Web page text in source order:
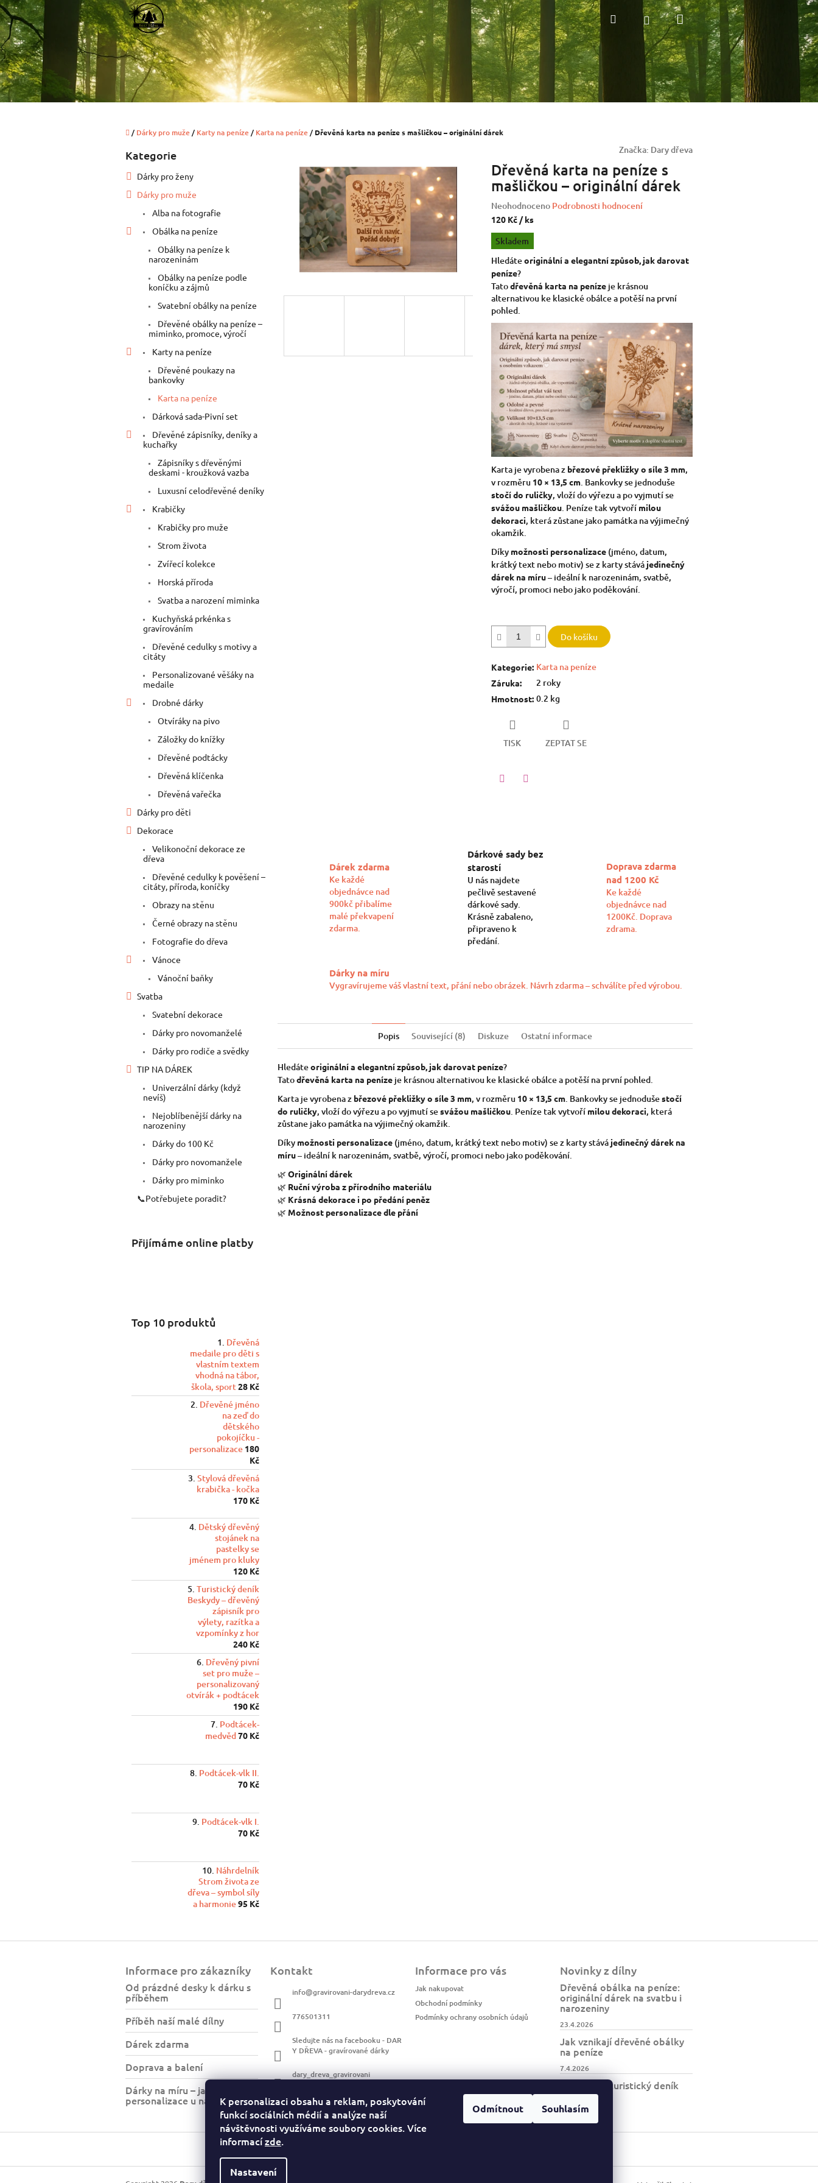
K personalizaci obsahu a reklam, poskytování
funkcí sociálních médií a analýze naší
návštěvnosti využíváme soubory cookies. Více
informacízde.
Nastavení
Odmítnout Souhlasím
Přejít
na
obsah
HledatPřihlášeníNákupní
košík
Domů
/ Dárky pro muže/ Karty na peníze/ Karta na peníze/ Dřevěná karta na peníze s mašličkou – originální dárek
Přeskočit
Kategorie
Dárky pro ženy
Dárky pro muže
Alba na fotografie
Obálka na peníze
Obálky na peníze k
narozeninám
Obálky na peníze podle
koníčku a zájmů
Svatební obálky na peníze
Dřevěné obálky na peníze –
miminko, promoce, výročí
Karty na peníze
Dřevěné poukazy na
bankovky
Karta na peníze
Dárková sada-Pivní set
Dřevěné zápisníky, deníky a
kuchařky
Zápisníky s dřevěnými
deskami - kroužková vazba
Luxusní celodřevěné deníky
Krabičky
Krabičky pro muže
Strom života
Zvířecí kolekce
Horská příroda
Svatba a narození miminka
Kuchyňská prkénka s
gravírováním
Dřevěné cedulky s motivy a
citáty
Personalizované věšáky na
medaile
Drobné dárky
Otvíráky na pivo
Záložky do knížky
Dřevěné podtácky
Dřevěná klíčenka
Dřevěná vařečka
Dárky pro děti
Dekorace
Velikonoční dekorace ze
dřeva
Dřevěné cedulky k pověšení –
citáty, příroda, koníčky
Obrazy na stěnu
Černé obrazy na stěnu
Fotografie do dřeva
Vánoce
Vánoční baňky
Svatba
Svatební dekorace
Dárky pro novomanželé
Dárky pro rodiče a svědky
TIP NA DÁREK
Univerzální dárky (když
nevíš)
Nejoblíbenější dárky na
narozeniny
Dárky do 100 Kč
Dárky pro novomanžele
Dárky pro miminko
📞Potřebujete poradit?
Přijímáme online platby
Top 10 produktů
Dřevěná
medaile pro děti s
vlastním textem
vhodná na tábor,
škola, sport28 Kč
Dřevěné jméno
na zeď do
dětského
pokojíčku -
personalizace 180
Kč
Stylová dřevěná
krabička - kočka
170 Kč
Dětský dřevěný
stojánek na
pastelky se
jménem pro kluky
120 Kč
Turistický deník
Beskydy – dřevěný
zápisník pro
výlety, razítka a
vzpomínky z hor
240 Kč
Dřevěný pivní
set pro muže –
personalizovaný
otvírák + podtácek
190 Kč
Podtácek-
medvěd70 Kč
Podtácek-vlk II.
70 Kč
Podtácek-vlk I.
70 Kč
Náhrdelník
Strom života ze
dřeva – symbol síly
a harmonie95 Kč
Značka: Dary dřeva
Dřevěná karta na peníze s
mašličkou – originální dárek
Průměrné
hodnocení
je
z
5
hvězdiček.
Neohodnoceno Podrobnosti hodnocení
120 Kč / ks
Měrná
cena:
Skladem
Hledáteoriginální a elegantní způsob, jak darovat
peníze?
Tatodřevěná karta na peníze je krásnou
alternativou ke klasické obálce a potěší na první
pohled.
Karta je vyrobena z březové překližky o síle 3 mm,
v rozměru 10 × 13,5 cm. Bankovky se jednoduše
stočí do ruličky, vloží do výřezu a po vyjmutí se
svážou mašličkou. Peníze tak vytvoří milou
dekoraci, která zůstane jako památka na výjimečný
okamžik.
Díky možnosti personalizace (jméno, datum,
krátký text nebo motiv) se z karty stává jedinečný
dárek na míru– ideální k narozeninám, svatbě,
výročí, promoci nebo jako poděkování.
Do košíku
Kategorie: Karta na peníze
Záruka: 2 roky
Hmotnost: 0.2 kg
TISK ZEPTAT SE
Dárek zdarma
Ke každé
objednávce nad
900kč přibalíme
malé překvapení
zdarma.
Dárkové sady bez
starostí
U nás najdete
pečlivě sestavené
dárkové sady.
Krásně zabaleno,
připraveno k
předání.
Doprava zdarma
nad 1200 Kč
Ke každé
objednávce nad
1200Kč. Doprava
zdrama.
Dárky na míru
Vygravírujeme váš vlastní text, přání nebo obrázek. Návrh zdarma – schválíte před výrobou.
Popis Související (8) Diskuze Ostatní informace
Hledáteoriginální a elegantní způsob, jak darovat peníze?
Tatodřevěná karta na peníze je krásnou alternativou ke klasické obálce a potěší na první pohled.
Karta je vyrobena z březové překližky o síle 3 mm, v rozměru 10 × 13,5 cm . Bankovky se jednodušestočí
do ruličky, vloží do výřezu a po vyjmutí sesvážou mašličkou . Peníze tak vytvoří milou dekoraci, která
zůstane jako památka na výjimečný okamžik.
Díky možnosti personalizace (jméno, datum, krátký text nebo motiv) se z karty stává jedinečný dárek na
míru– ideální k narozeninám, svatbě, výročí, promoci nebo jako poděkování.
🌿 Originální dárek
🌿 Ruční výroba z přírodního materiálu
🌿 Krásná dekorace i po předání peněz
🌿 Možnost personalizace dle přání
Informace pro zákazníky
Od prázdné desky k dárku s
příběhem
Příběh naší malé dílny
Dárek zdarma
Doprava a balení
Dárky na míru – jak funguje
personalizace u nás?
Kontakt
info@gravirovani-darydreva.cz
776501311
Sledujte nás na facebooku - DAR
Y DŘEVA - gravírované dárky
dary_dreva_gravirovani
Informace pro vás
Jak nakupovat
Obchodní podmínky
Podmínky ochrany osobních údajů
Novinky z dílny
Dřevěná obálka na peníze:
originální dárek na svatbu i
narozeniny
23.4.2026
Jak vznikají dřevěné obálky
na peníze
7.4.2026
Jak vzniká turistický deník
BESKYDY
30.3.2026